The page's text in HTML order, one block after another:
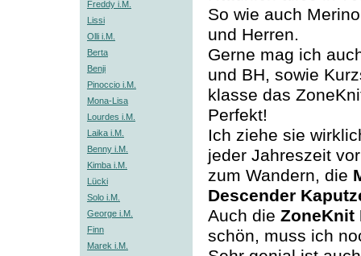
Freddy i.M.
Lissi
Olli i.M.
Berta
Benji
Pinoccio i.M.
Mona-Lisa
Lourdes i.M.
Laika i.M.
Benny i.M.
Kimba i.M.
Lücki
Solo i.M.
George i.M.
Finn
Marek i.M.
So wie auch
und Herren.
Gerne mag ich
und BH, sowie
klasse das
Perfekt!
Ich ziehe sie
jeder Jahreszeit
zum Wandern, die
Descender
Auch die ZoneKnit
schön, muss ich